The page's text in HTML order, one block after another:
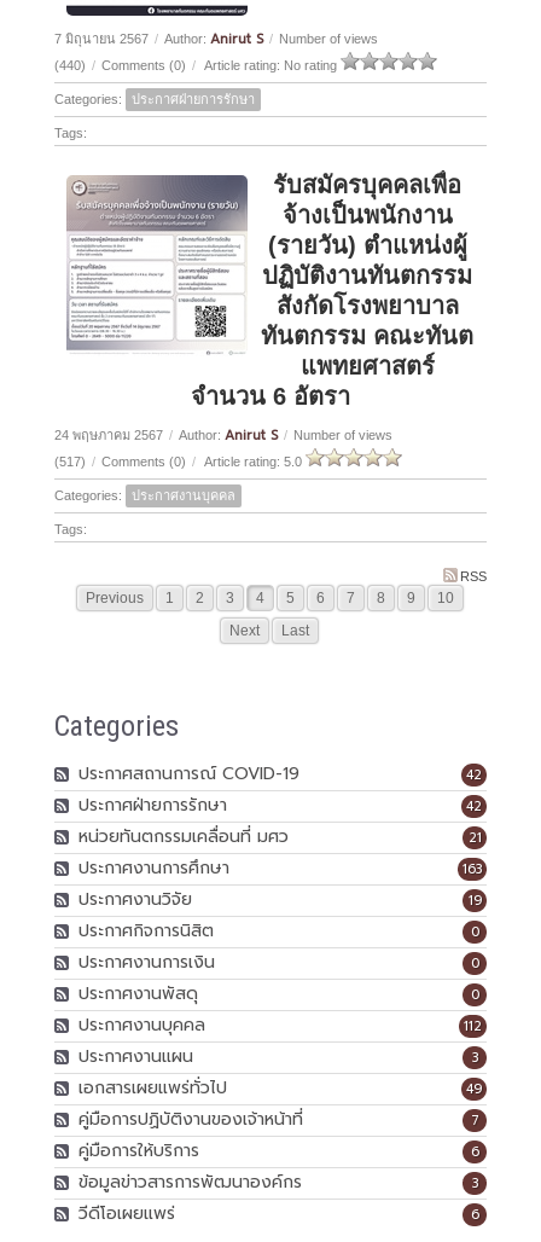
7 มิถุนายน 2567 / Author: Anirut S / Number of views
(440) / Comments (0) / Article rating: No rating
Categories: ประกาศฝ่ายการรักษา
Tags:
รับสมัครบุคคลเพื่อ
จ้างเป็นพนักงาน
(รายวัน) ตำแหน่งผู้
ปฏิบัติงานทันตกรรม
สังกัดโรงพยาบาล
ทันตกรรม คณะทันต
แพทยศาสตร์
จำนวน 6 อัตรา
24 พฤษภาคม 2567 / Author: Anirut S / Number of views
(517) / Comments (0) / Article rating: 5.0
Categories: ประกาศงานบุคคล
Tags:
RSS
Previous 1 2 3 4 5 6 7 8 9
10
Next
Last
Categories
42
ประกาศสถานการณ์ COVID-19
42
ประกาศฝ่ายการรักษา
21
หน่วยทันตกรรมเคลื่อนที่ มศว
163
ประกาศงานการศึกษา
19
ประกาศงานวิจัย
0
ประกาศกิจการนิสิต
0
ประกาศงานการเงิน
0
ประกาศงานพัสดุ
112
ประกาศงานบุคคล
3
ประกาศงานแผน
49
เอกสารเผยแพร่ทั่วไป
7
คู่มือการปฏิบัติงานของเจ้าหน้าที่
6
คู่มือการให้บริการ
3
ข้อมูลข่าวสารการพัฒนาองค์กร
6
วีดีโอเผยแพร่